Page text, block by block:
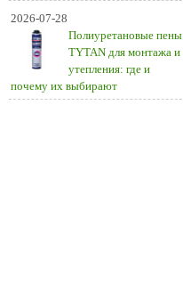
2026-07-28
Полиуретановые пены
TYTAN для монтажа и
утепления: где и
почему их выбирают